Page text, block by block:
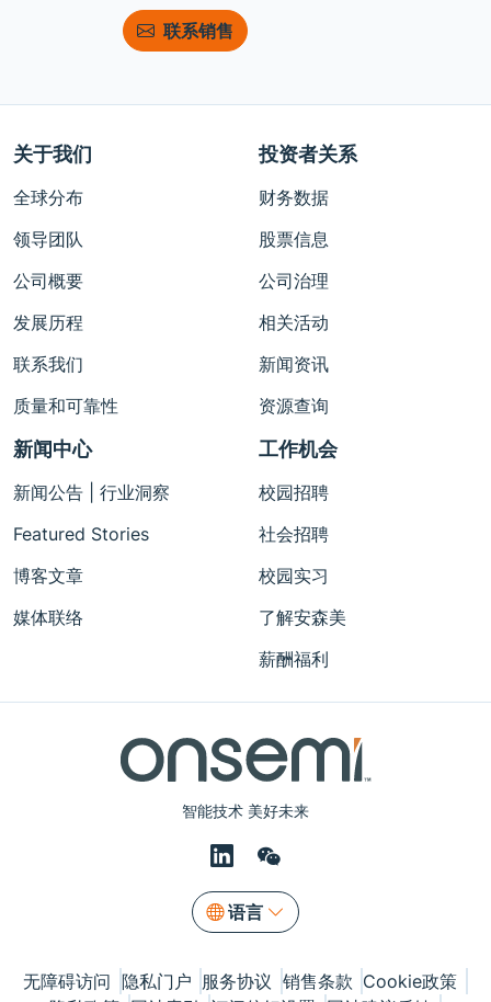
联系销售
智能技术 美好未来
语言
关于我们
全球分布
领导团队
公司概要
发展历程
联系我们
质量和可靠性
投资者关系
财务数据
股票信息
公司治理
相关活动
新闻资讯
资源查询
新闻中心
新闻公告 | 行业洞察
Featured Stories
博客文章
媒体联络
工作机会
校园招聘
社会招聘
校园实习
了解安森美
薪酬福利
无障碍访问 隐私门户 服务协议 销售条款 Cookie政策